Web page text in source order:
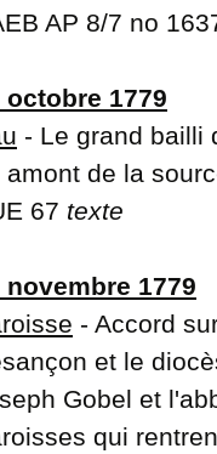
AP 8/7 no
octobre 1779
- Le grand bailli
amont de la
67 texte
novembre 1779
- Accord
et le
Gobel et
qui